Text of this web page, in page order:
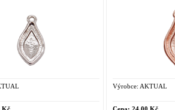
Výrobce: AKTUAL